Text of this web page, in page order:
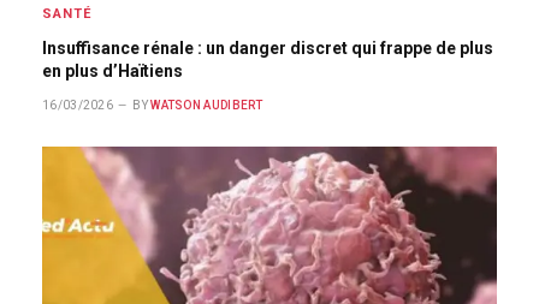
SANTÉ
Insuffisance rénale : un danger discret qui frappe de plus
en plus d’Haïtiens
16/03/2026 BY WATSON AUDIBERT